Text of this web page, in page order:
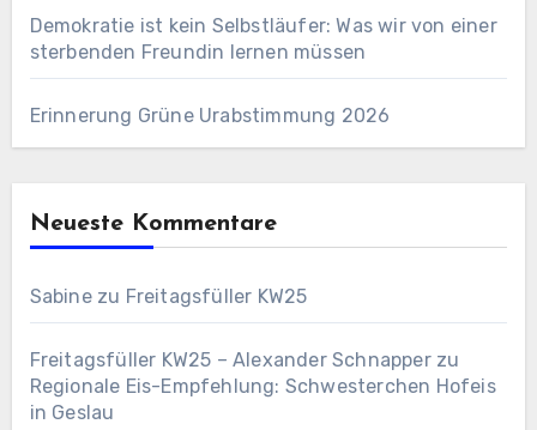
Demokratie ist kein Selbstläufer: Was wir von einer
sterbenden Freundin lernen müssen
Erinnerung Grüne Urabstimmung 2026
Neueste Kommentare
Sabinezu Freitagsfüller KW25
Freitagsfüller KW25 – Alexander Schnapperzu
Regionale Eis-Empfehlung: Schwesterchen Hofeis
in Geslau